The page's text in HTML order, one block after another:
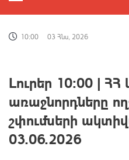
10:00 03 Հնս, 2026
Լուրեր 10:00 | ՀՀ
առաջնորդները
շփումների
03.06.2026